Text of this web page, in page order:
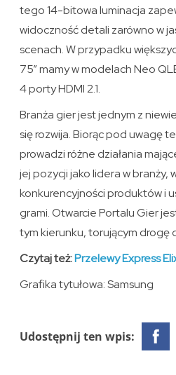
tego 14-bitowa luminacja
widoczność detali zarówno w
scenach. W przypadku
75” mamy w modelach Neo
4 porty HDMI 2.1.
Branża gier jest jednym z
się rozwija. Biorąc pod uwagę
prowadzi różne działania
jej pozycji jako lidera w branży,
konkurencyjności produktów i
grami. Otwarcie Portalu Gier
tym kierunku, torującym drogę
Czytaj też:Przelewy Express
Grafika tytułowa: Samsung
Udostępnij ten wpis: